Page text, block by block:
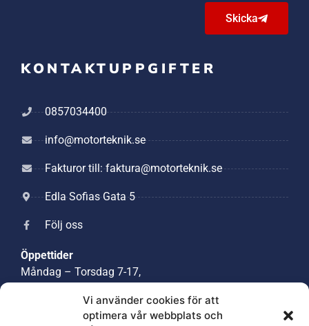
Vi använder cookies för att
optimera vår webbplats och
Skicka
KONTAKTUPPGIFTER
0857034400
info@motorteknik.se
Fakturor till: faktura@motorteknik.se
Edla Sofias Gata 5
Följ oss
Öppettider
Måndag – Torsdag 7-17,